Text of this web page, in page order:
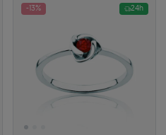
-13% 24h